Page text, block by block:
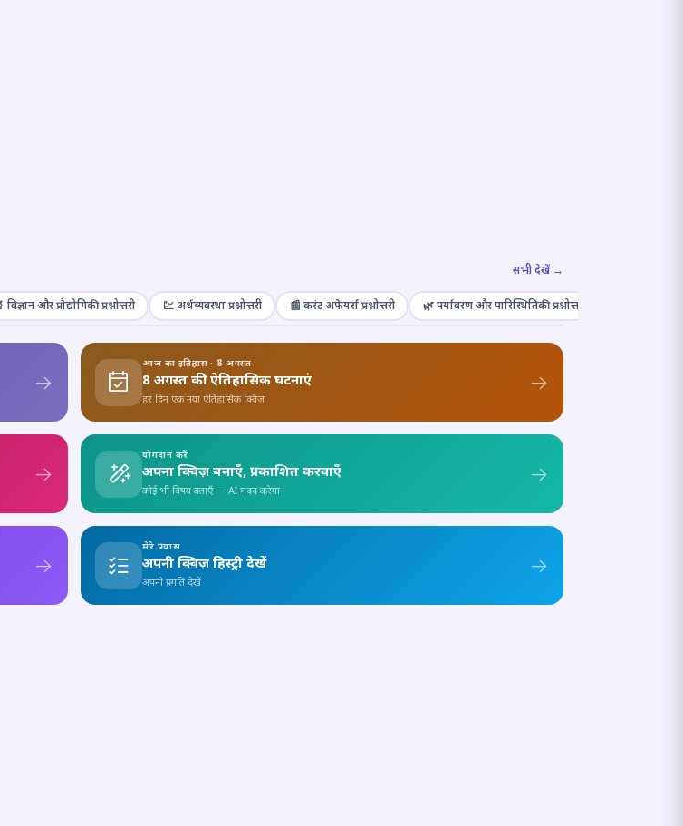
सभी देखें →
विज्ञान और प्रौद्योगिकी प्रश्नोत्तरी 💹 अर्थव्यवस्था प्रश्नोत्तरी 📰 करंट अफेयर्स प्रश्नोत्तरी 🌿 पर्यावरण और पारिस्थितिकी प्रश्नोत्तरी
आज का इतिहास · 8 अगस्त
8 अगस्त की ऐतिहासिक घटनाएं
हर दिन एक नया ऐतिहासिक क्विज़
योगदान करें
अपना क्विज़ बनाएँ, प्रकाशित करवाएँ
कोई भी विषय बताएँ — AI मदद करेगा
मेरे प्रयास
अपनी क्विज़ हिस्ट्री देखें
अपनी प्रगति देखें